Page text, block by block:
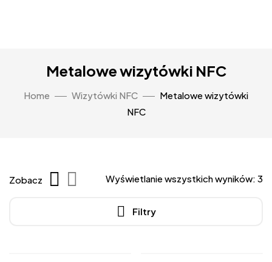
Metalowe wizytówki NFC
Home Wizytówki NFC
Metalowe wizytówki
NFC
Filtry
Wyświetlanie wszystkich wyników: 3
Zobacz